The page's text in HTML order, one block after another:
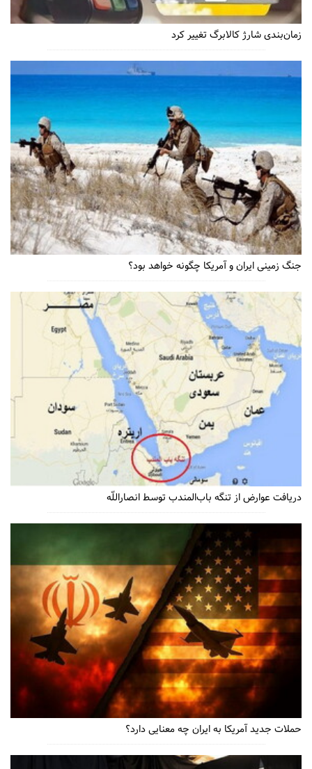
زمان‌بندی شارژ کالابرگ تغییر کرد
جنگ زمینی ایران و آمریکا چگونه خواهد بود؟
دریافت عوارض از تنگه باب‌المندب توسط انصاراللّه
حملات جدید آمریکا به ایران چه معنایی دارد؟